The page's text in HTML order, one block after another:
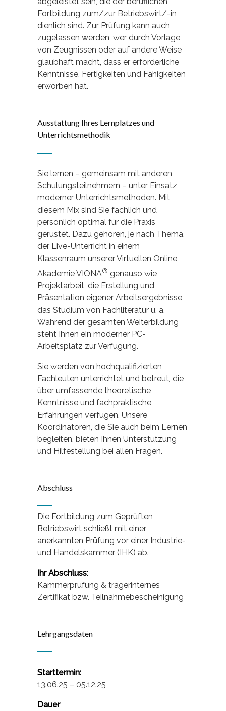
Fortbildung zum/zur Betriebswirt/-in
dienlich sind. Zur Prüfung kann auch
zugelassen werden, wer durch Vorlage
von Zeugnissen oder auf andere Weise
glaubhaft macht, dass er erforderliche
Kenntnisse, Fertigkeiten und Fähigkeiten
erworben hat.
Ausstattung Ihres Lernplatzes und
Unterrichtsmethodik
Sie lernen – gemeinsam mit anderen
Schulungsteilnehmern – unter Einsatz
moderner Unterrichtsmethoden. Mit
diesem Mix sind Sie fachlich und
persönlich optimal für die Praxis
gerüstet. Dazu gehören, je nach Thema,
der Live-Unterricht in einem
Klassenraum unserer Virtuellen Online
Akademie VIONA® genauso wie
Projektarbeit, die Erstellung und
Präsentation eigener Arbeitsergebnisse,
das Studium von Fachliteratur u. a.
Während der gesamten Weiterbildung
steht Ihnen ein moderner PC-
Arbeitsplatz zur Verfügung.
Sie werden von hochqualifizierten
Fachleuten unterrichtet und betreut, die
über umfassende theoretische
Kenntnisse und fachpraktische
Erfahrungen verfügen. Unsere
Koordinatoren, die Sie auch beim Lernen
begleiten, bieten Ihnen Unterstützung
und Hilfestellung bei allen Fragen.
Abschluss
Die Fortbildung zum Geprüften
Betriebswirt schließt mit einer
anerkannten Prüfung vor einer Industrie-
und Handelskammer (IHK) ab.
Ihr Abschluss:
Kammerprüfung & trägerinternes
Zertifikat bzw. Teilnahmebescheinigung
Lehrgangsdaten
Starttermin:
13.06.25 – 05.12.25
Dauer